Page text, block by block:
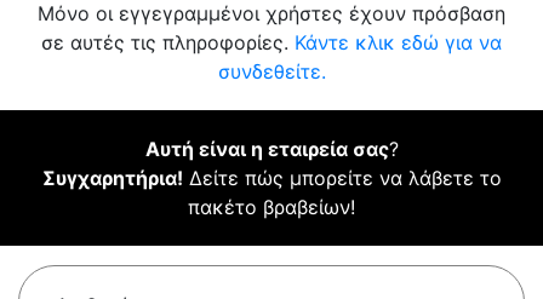
Μόνο οι εγγεγραμμένοι χρήστες έχουν πρόσβαση
σε αυτές τις πληροφορίες. Κάντε κλικ εδώ για να
συνδεθείτε.
Αυτή είναι η εταιρεία σας?
Συγχαρητήρια! Δείτε πώς μπορείτε να λάβετε το
πακέτο βραβείων!